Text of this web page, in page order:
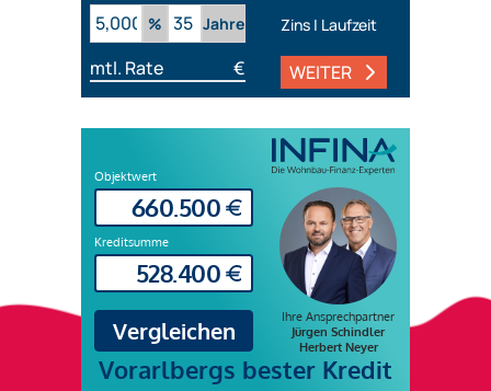
%
Jahre Zins | Laufzeit
mtl. Rate € WEITER